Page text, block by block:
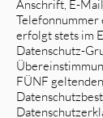
Anschrift, E-
Telefonnummer
erfolgt stets im
Datenschutz-
FÜNF